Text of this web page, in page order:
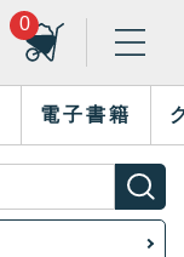
0
電子書籍